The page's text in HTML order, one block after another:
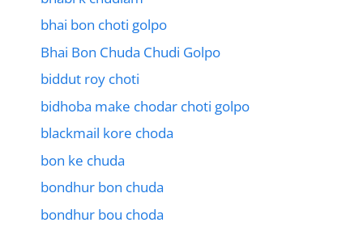
bhai bon choti golpo
Bhai Bon Chuda Chudi Golpo
biddut roy choti
bidhoba make chodar choti golpo
blackmail kore choda
bon ke chuda
bondhur bon chuda
bondhur bou choda